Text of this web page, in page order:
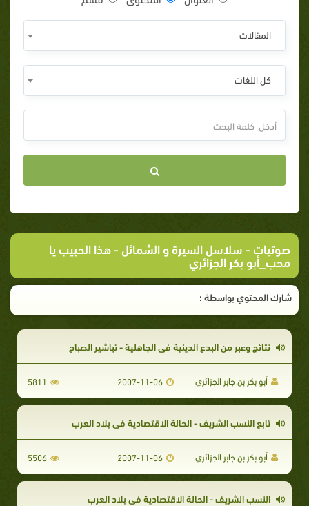
المقالات
كل اللغات
صوتيات -سلاسل السيرة و الشمائل - هذا الحبيب يا
محب_أبو بكر الجزائري
شارك المحتوي بواسطة :
نتائج وعبر من البدع الدينية في الجاهلية - تباشير الصباح
أبو بكر بن جابر الجزائري 2007-11-06
5811
تابع النسب الشريف - الحالة الاقتصادية في بلاد العرب
أبو بكر بن جابر الجزائري 2007-11-06
5506
النسب الشريف - الحالة الاقتصادية في بلاد العرب